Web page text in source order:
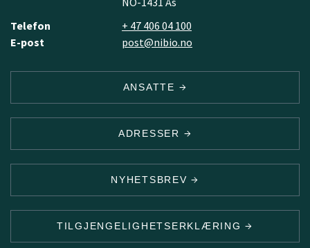
Telefon
+ 47 406 04 100
E-post
post@nibio.no
ANSATTE
ADRESSER
NYHETSBREV
TILGJENGELIGHETSERKLÆRING